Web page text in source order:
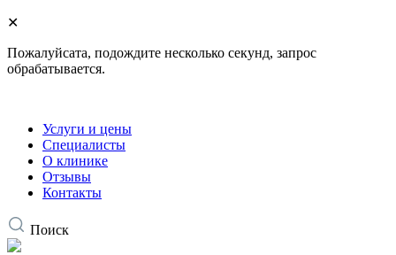
✕
Пожалуйсата, подождите несколько секунд, запрос
обрабатывается.
Услуги и цены
Специалисты
О клинике
Отзывы
Контакты
Поиск